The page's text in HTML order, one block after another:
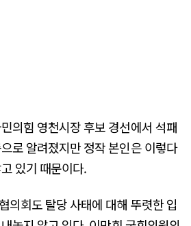
의힘 영천시장 후보 경선에서 석패
로 알려졌지만 정작 본인은 이렇다
있기 때문이다.
의회도 탈당 사태에 대해 뚜렷한 입